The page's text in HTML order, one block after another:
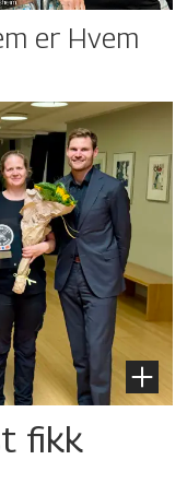
er Hvem
fikk